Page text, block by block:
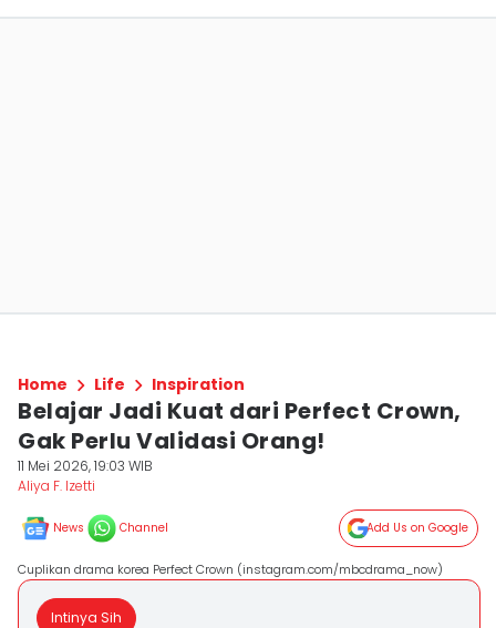
Home Life Inspiration
Belajar Jadi Kuat dari Perfect Crown,
Gak Perlu Validasi Orang!
11 Mei 2026, 19:03 WIB
Aliya F. Izetti
News Channel Add Us on Google
Cuplikan drama korea Perfect Crown (instagram.com/mbcdrama_now)
Intinya Sih